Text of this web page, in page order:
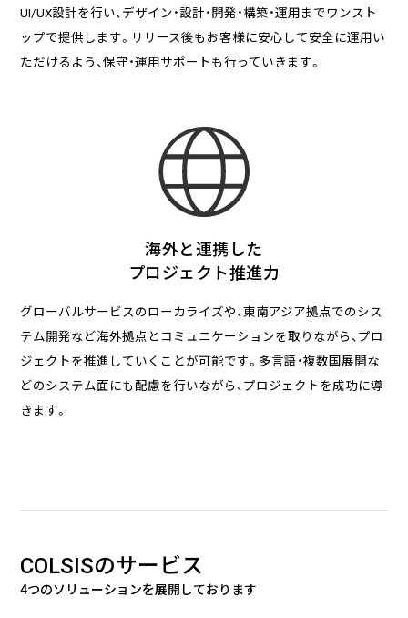
UI/UX設計を行い、デザイン・設計・開発・構築・運用までワンスト
ップで提供します。リリース後もお客様に安心して安全に運用い
ただけるよう、保守・運用サポートも行っていきます。
海外と連携した
プロジェクト推進力
グローバルサービスのローカライズや、東南アジア拠点でのシス
テム開発など海外拠点とコミュニケーションを取りながら、プロ
ジェクトを推進していくことが可能です。多言語・複数国展開な
どのシステム面にも配慮を行いながら、プロジェクトを成功に導
きます。
COLSISのサービス
4つのソリューションを展開しております